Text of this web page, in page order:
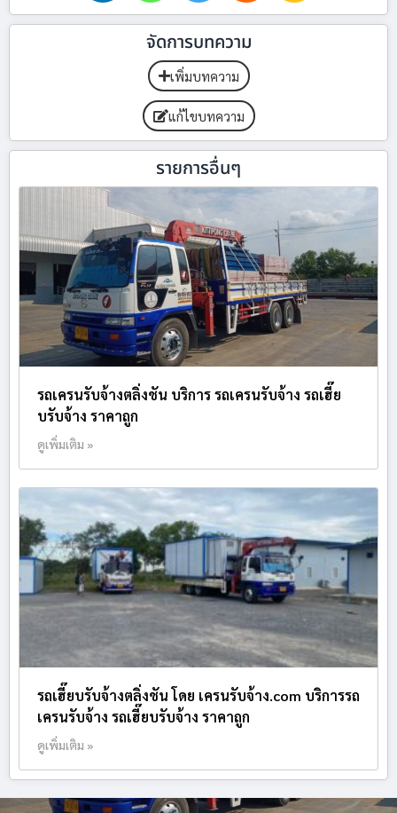
จัดการบทความ
เพิ่มบทความ
แก้ไขบทความ
รายการอื่นๆ
รถเครนรับจ้างตลิ่งชัน บริการ รถเครนรับจ้าง รถเฮี๊ย
บรับจ้าง ราคาถูก
ดูเพิ่มเติม »
รถเฮี๊ยบรับจ้างตลิ่งชัน โดย เครนรับจ้าง.com บริการรถ
เครนรับจ้าง รถเฮี๊ยบรับจ้าง ราคาถูก
ดูเพิ่มเติม »